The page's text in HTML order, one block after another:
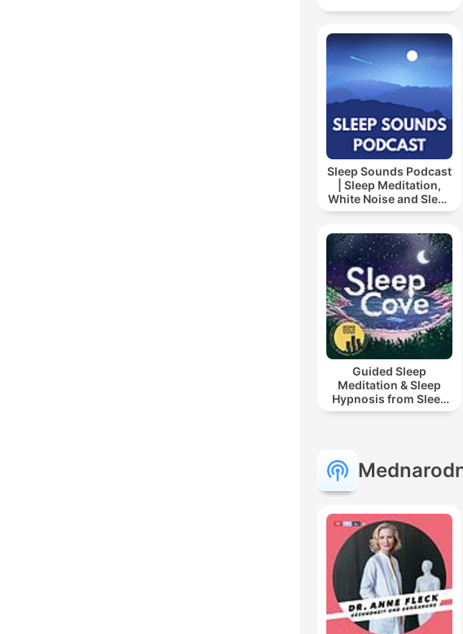
Sleep Sounds Podcast
| Sleep Meditation,
White Noise and Sleep
Music
Guided Sleep
Meditation & Sleep
Hypnosis from Sleep
Cove